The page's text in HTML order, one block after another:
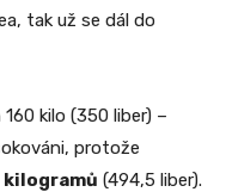
tak už se dál do
kilo (350 liber) –
protože
kilogramů (494,5 liber).